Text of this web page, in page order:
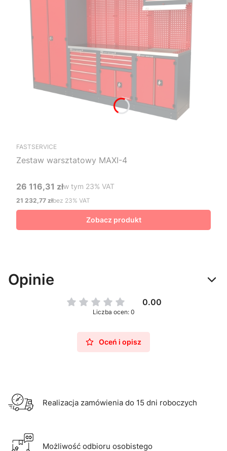
FASTSERVICE
Zestaw warsztatowy MAXI-4
Cena brutto
26 116,31 złw tym %s VAT
w tym 23% VAT
Cena netto
21 232,77 złbez 23% VAT
Zobacz produkt
Opinie
0.00
Liczba ocen: 0
Oceń i opisz
Realizacja zamówienia do 15 dni roboczych
Możliwość odbioru osobistego